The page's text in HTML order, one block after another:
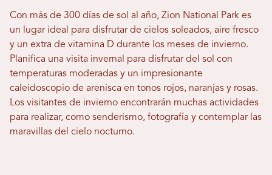
Con más de 300 días de sol al año, Zion National Park es
un lugar ideal para disfrutar de cielos soleados, aire fresco
y un extra de vitamina D durante los meses de invierno.
Planifica una visita invernal para disfrutar del sol con
temperaturas moderadas y un impresionante
caleidoscopio de arenisca en tonos rojos, naranjas y rosas.
Los visitantes de invierno encontrarán muchas actividades
para realizar, como senderismo, fotografía y contemplar las
maravillas del cielo nocturno.